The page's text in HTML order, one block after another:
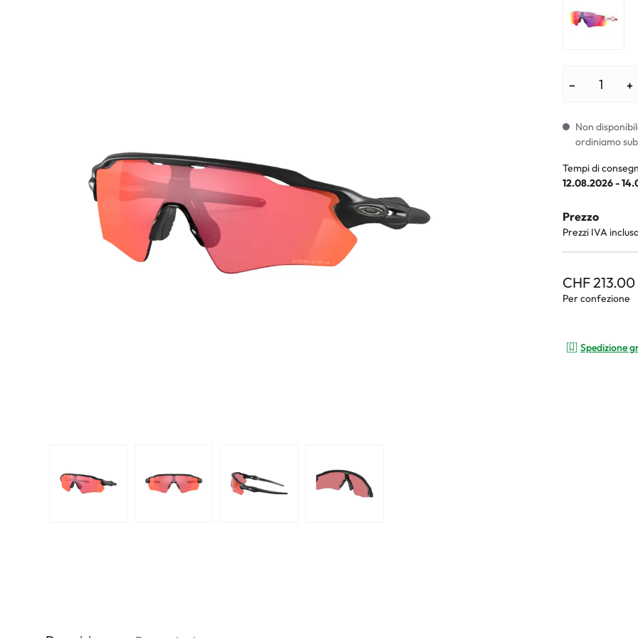
Proclear
Sintomi normali
Altre marche
− +
Non
ordiniamo
Tempi di
12.08.2026 -
Prezzo
Prezzi IVA
CHF 213.00
Per confezione
Spedizione